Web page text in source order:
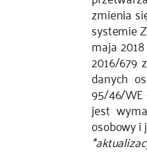
zmienia
systemie
maja
2016/679
danych
95/46/WE
jest
osobowy i